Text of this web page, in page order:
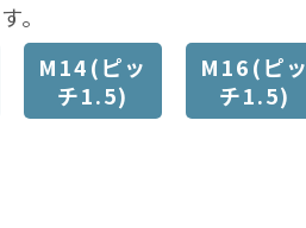
。
M14(ピッ
チ1.5)
M16(ピッ
チ1.5)